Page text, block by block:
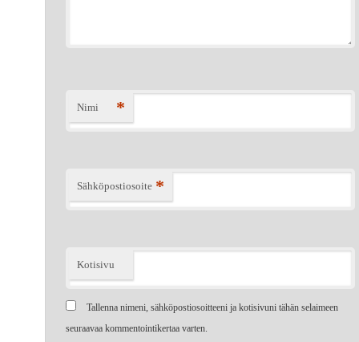
Nimi *
Sähköpostiosoite *
Kotisivu
Tallenna nimeni, sähköpostiosoitteeni ja kotisivuni tähän selaimeen
seuraavaa kommentointikertaa varten.